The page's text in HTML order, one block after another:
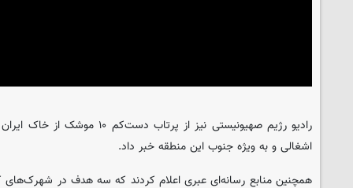
رادیو رژیم صهیونیستی نیز از
اشغالی و به ویژه جنوب این منطقه خبر داد.
همچنین منابع رسانه‌ای عبری اعلام کردند که سه هدف در شهرک‌های